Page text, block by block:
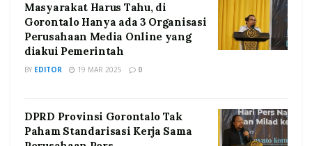
Masyarakat Harus Tahu, di
Gorontalo Hanya ada 3 Organisasi
Perusahaan Media Online yang
diakui Pemerintah
BY EDITOR 19 MAR 2025 0
DPRD Provinsi Gorontalo Tak
Paham Standarisasi Kerja Sama